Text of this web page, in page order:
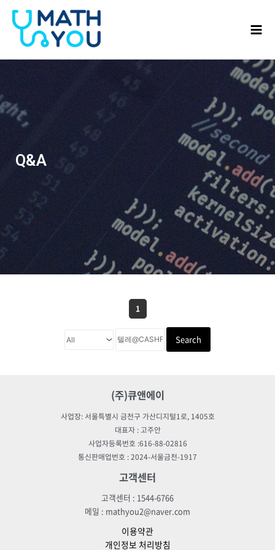
건너뛰기
Q&A
1
Search
(주)큐앤에이
사업장: 서울특별시 금천구 가산디지털1로, 1405호
대표자 : 고주안
사업자등록번호 :616-88-02816
통신판매업번호 : 2024-서울금천-1917
고객센터
고객센터 : 1544-6766
메일 : mathyou2@naver.com
이용약관
개인정보 처리방침